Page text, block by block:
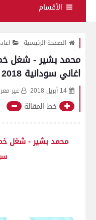
الأقسام
الصفحة الرئيسية
محمد بشير - شغل
اغاني سودانية 2018
14 أبريل 2018 غير
خط المقالة
محمد بشير - شغل